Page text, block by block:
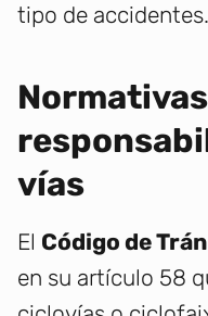
tipo de accidentes.
vías
El Código de
en su artículo 58